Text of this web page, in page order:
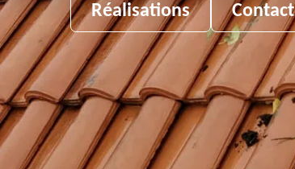
Réalisations Contact